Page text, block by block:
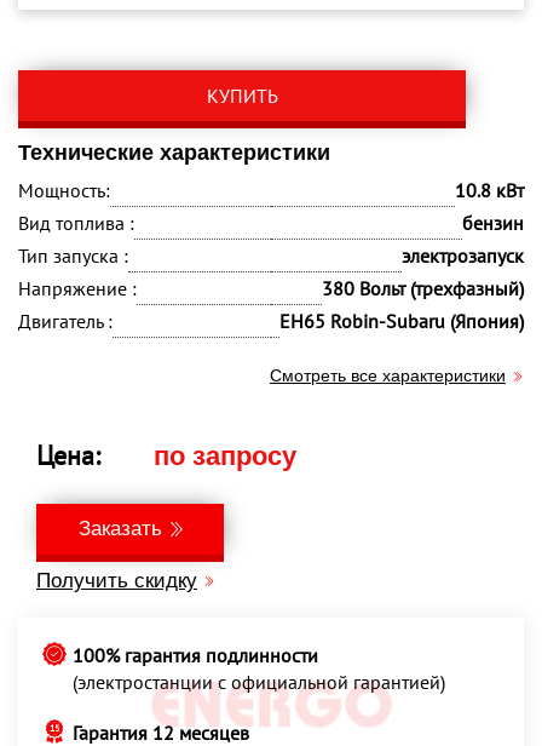
КУПИТЬ
Технические характеристики
Мощность:
10.8 кВт
Вид топлива :
бензин
Тип запуска :
электрозапуск
Напряжение :
380 Вольт (трехфазный)
Двигатель :
EН65 Robin-Subaru (Япония)
Смотреть все характеристики
Цена: по запросу
Заказать
Получить скидку
100% гарантия подлинности
(электростанции с официальной гарантией)
Гарантия 12 месяцев